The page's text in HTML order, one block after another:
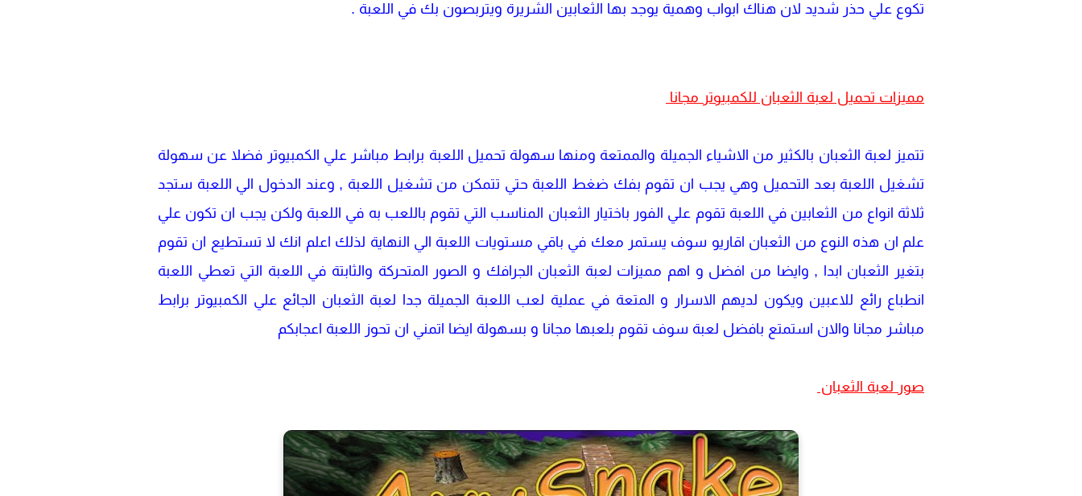
تكوع علي حذر شديد لان هناك ابواب وهمية يوجد بها الثعابين الشريرة ويتربصون بك في اللعبة .
مميزات تحميل لعبة الثعبان للكمبيوتر مجانا
تتميز لعبة الثعبان بالكثير من الاشياء الجميلة والممتعة ومنها سهولة تحميل اللعبة برابط مباشر علي الكمبيوتر فضلا عن سهولة
تشغيل اللعبة بعد التحميل وهي يجب ان تقوم بفك ضغط اللعبة حتي تتمكن من تشغيل اللعبة , وعند الدخول الي اللعبة ستجد
ثلاثة انواع من الثعابين في اللعبة تقوم علي الفور باختيار الثعبان المناسب التي تقوم باللعب به في اللعبة ولكن يجب ان تكون علي
علم ان هذه النوع من الثعبان اقاريو سوف يستمر معك في باقي مستويات اللعبة الي النهاية لذلك اعلم انك لا تستطيع ان تقوم
بتغير الثعبان ابدا , وايضا من افضل و اهم مميزات لعبة الثعبان الجرافك و الصور المتحركة والثابتة في اللعبة التي تعطي اللعبة
انطباع رائع للاعبين ويكون لديهم الاسرار و المتعة في عملية لعب اللعبة الجميلة جدا لعبة الثعبان الجائع علي الكمبيوتر برابط
مباشر مجانا والان استمتع بافضل لعبة سوف تقوم بلعبها مجانا و بسهولة ايضا اتمني ان تحوز اللعبة اعجابكم
صور لعبة الثعبان